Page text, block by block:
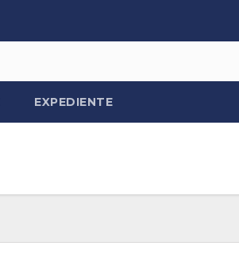
EXPEDIENTE